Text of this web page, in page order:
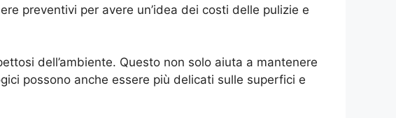
preventivi per avere un’idea dei costi delle pulizie e
dell’ambiente. Questo non solo aiuta a mantenere
possono anche essere più delicati sulle superfici e